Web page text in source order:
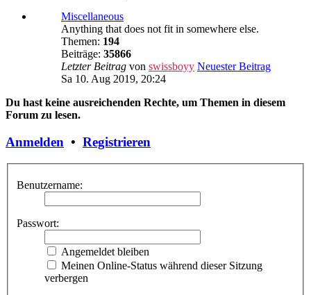
Miscellaneous
Anything that does not fit in somewhere else.
Themen: 194
Beiträge: 35866
Letzter Beitrag von swissboyy Neuester Beitrag
Sa 10. Aug 2019, 20:24
Du hast keine ausreichenden Rechte, um Themen in diesem
Forum zu lesen.
Anmelden • Registrieren
Benutzername:
Passwort:
Angemeldet bleiben
Meinen Online-Status während dieser Sitzung
verbergen